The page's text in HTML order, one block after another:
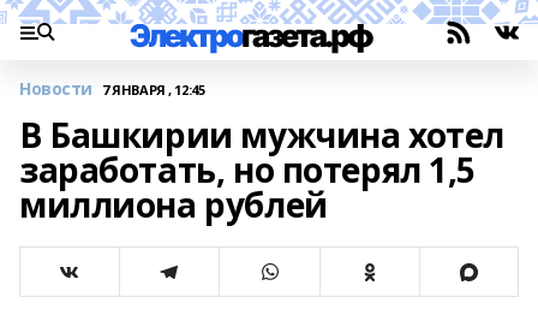
Новости 7 ЯНВАРЯ , 12:45
В Башкирии мужчина хотел
заработать, но потерял 1,5
миллиона рублей